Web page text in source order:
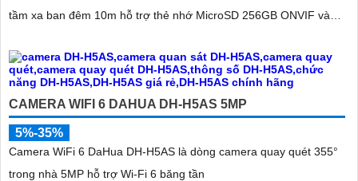
tầm xa ban đêm 10m hỗ trợ thẻ nhớ MicroSD 256GB ONVIF và
CAMERA WIFI 6 DAHUA DH-H5AS 5MP
5%-35%
Camera WiFi 6 DaHua DH-H5AS là dòng camera quay quét 355°
trong nhà 5MP hỗ trợ Wi-Fi 6 băng tần